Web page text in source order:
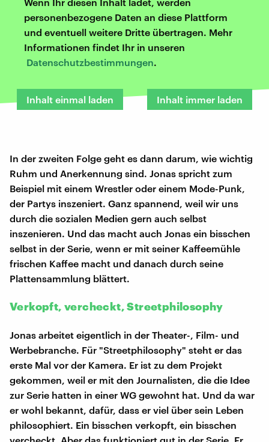
personenbezogene Daten an diese Plattform
und eventuell weitere Dritte übertragen. Mehr
Informationen findet Ihr in unseren
Datenschutzbestimmungen.
Inhalt einmal laden Inhalt immer laden
In der zweiten Folge geht es dann darum, wie wichtig
Ruhm und Anerkennung sind. Jonas spricht zum
Beispiel mit einem Wrestler oder einem Mode-Punk,
der Partys inszeniert. Ganz spannend, weil wir uns
durch die sozialen Medien gern auch selbst
inszenieren. Und das macht auch Jonas ein bisschen
selbst in der Serie, wenn er mit seiner Kaffeemühle
frischen Kaffee macht und danach durch seine
Plattensammlung blättert.
Verkopft, vercheckt, Streetphilosophy
Jonas arbeitet eigentlich in der Theater-, Film- und
Werbebranche. Für "Streetphilosophy" steht er das
erste Mal vor der Kamera. Er ist zu dem Projekt
gekommen, weil er mit den Journalisten, die die Idee
zur Serie hatten in einer WG gewohnt hat. Und da war
er wohl bekannt, dafür, dass er viel über sein Leben
philosophiert. Ein bisschen verkopft, ein bisschen